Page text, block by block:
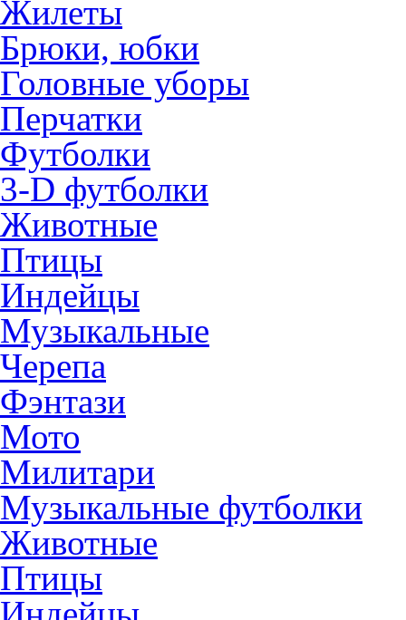
Жилеты
Брюки, юбки
Головные уборы
Перчатки
Футболки
3-D футболки
Животные
Птицы
Индейцы
Музыкальные
Черепа
Фэнтази
Мото
Милитари
Музыкальные футболки
Животные
Птицы